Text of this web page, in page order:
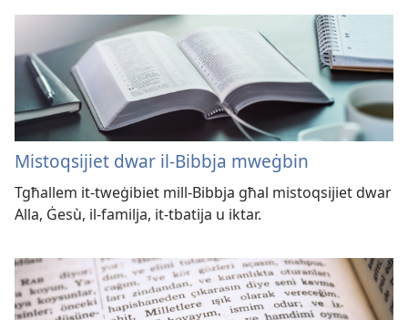
Mistoqsijiet dwar il-Bibbja mweġbin
Tgħallem it-tweġibiet mill-Bibbja għal mistoqsijiet dwar
Alla, Ġesù, il-familja, it-tbatija u iktar.